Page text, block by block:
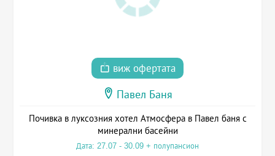
виж офертата
Павел Баня
Почивка в луксозния хотел Атмосфера в Павел баня с
минерални басейни
Дата: 27.07 - 30.09 + полупансион